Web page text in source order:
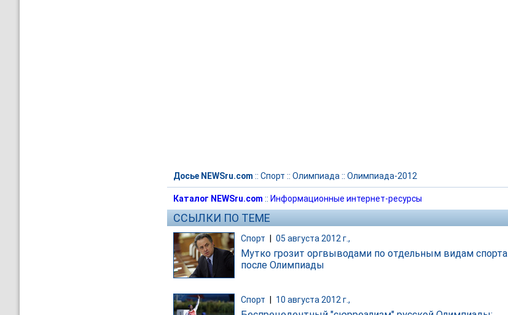
Досье NEWSru.com :: Спорт :: Олимпиада :: Олимпиада-2012
Каталог NEWSru.com :: Информационные интернет-ресурсы
ССЫЛКИ ПО ТЕМЕ
Спорт 05 августа 2012 г.,
Мутко грозит оргвыводами по отдельным видам спорта
после Олимпиады
Спорт 10 августа 2012 г.,